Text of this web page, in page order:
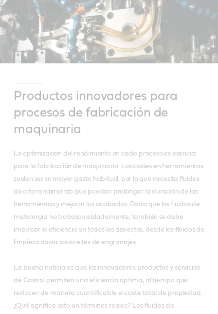
Productos innovadores para
procesos de fabricación de
maquinaria
La optimización del rendimiento en cada proceso es esencial
para la fabricación de maquinaria. Los costes en herramientas
suelen ser su mayor gasto habitual, por lo que necesita fluidos
de alto rendimiento que puedan prolongar la duración de las
herramientas y mejorar los acabados. Dado que los fluidos de
metalurgia no trabajan aisladamente, también se debe
impulsar la eficiencia en todos los aspectos, desde los fluidos de
limpieza hasta los aceites de engranajes.
La buena noticia es que los innovadores productos y servicios
de Castrol permiten una eficiencia óptima, al tiempo que
reducen de manera cuantificable el coste total de propiedad.
¿Qué significa esto en términos reales? Los fluidos de